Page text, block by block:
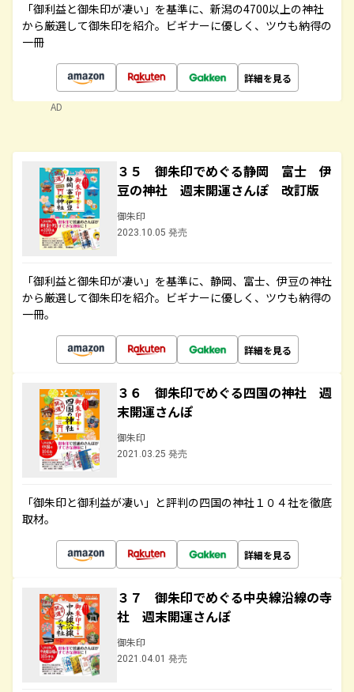
「御利益と御朱印が凄い」を基準に、新潟の4700以上の神社
から厳選して御朱印を紹介。ビギナーに優しく、ツウも納得の
一冊
詳細を見る
AD
３５ 御朱印でめぐる静岡 富士 伊
豆の神社 週末開運さんぽ 改訂版
御朱印
2023.10.05 発売
「御利益と御朱印が凄い」を基準に、静岡、富士、伊豆の神社
から厳選して御朱印を紹介。ビギナーに優しく、ツウも納得の
一冊。
詳細を見る
３６ 御朱印でめぐる四国の神社 週
末開運さんぽ
御朱印
2021.03.25 発売
「御朱印と御利益が凄い」と評判の四国の神社１０４社を徹底
取材。
詳細を見る
３７ 御朱印でめぐる中央線沿線の寺
社 週末開運さんぽ
御朱印
2021.04.01 発売